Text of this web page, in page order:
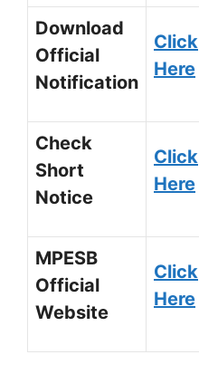
Download
Official
Notification
Click
Here
Check
Short
Notice
Click
Here
MPESB
Official
Website
Click
Here